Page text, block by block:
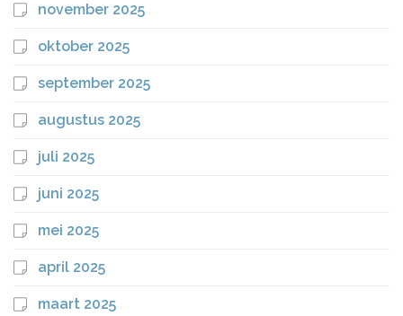
november 2025
oktober 2025
september 2025
augustus 2025
juli 2025
juni 2025
mei 2025
april 2025
maart 2025